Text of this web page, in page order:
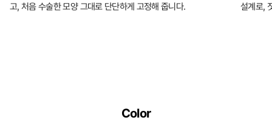
고, 처음 수술한 모양 그대로 단단하게 고정해 줍니다.
설계로,
Color